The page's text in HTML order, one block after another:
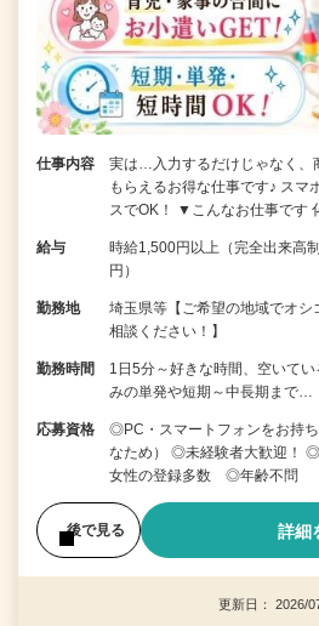
仕事内容
実は…入力するだけじゃなく、
もらえるお得な仕事です♪ スマ
スでOK！ ▼こんなお仕事です
給与
時給1,500円以上（完全出来高
円）
勤務地
埼玉県等【ご希望の地域でオ
相談ください！】
勤務時間
1日5分～好きな時間、空いて
みの単発や短期～中長期まで…
応募資格
◎PC・スマートフォンをお持
なため） ◎未経験者大歓迎！
女性の登録多数 ◎年齢不問
後で見る 詳細
更新日： 2026/